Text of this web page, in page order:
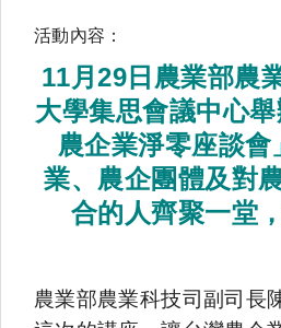
活動內容：
11月29日農業部農
大學集思會議中心
農企業淨零座談
業、農企團體及對
合的人齊聚一堂
農業部農業科技司副司長